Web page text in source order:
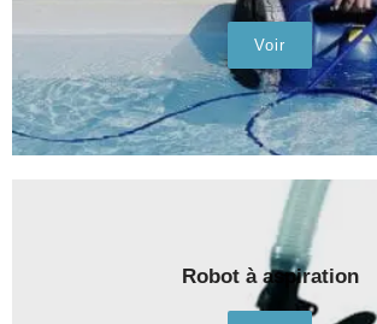
Voir
Robot à aspiration